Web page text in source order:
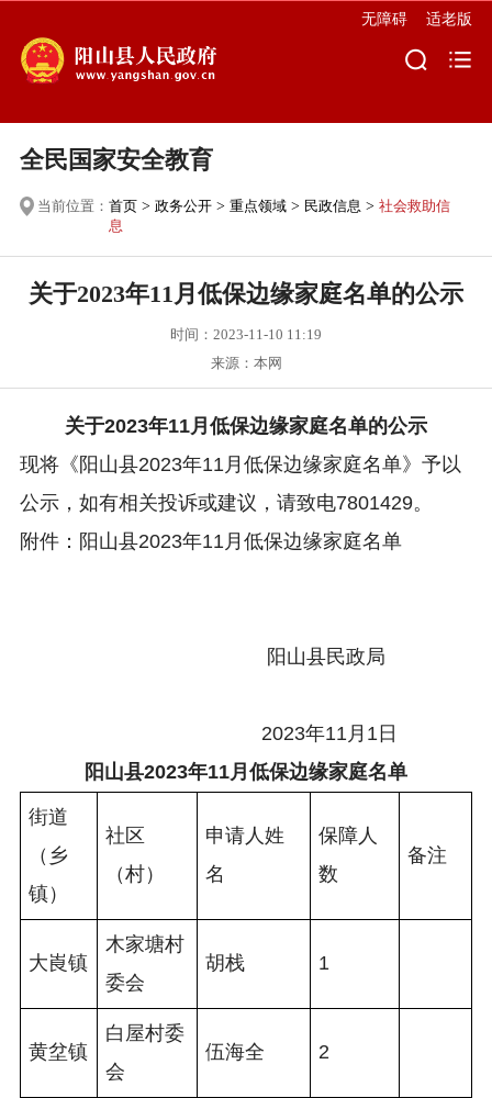
无障碍 适老版
全民国家安全教育
当前位置： 首页> 政务公开> 重点领域> 民政信息 > 社会救助信
息
关于2023年11月低保边缘家庭名单的公示
时间：2023-11-10 11:19
来源：本网
关于2023年11月低保边缘家庭名单的公示
现将《阳山县2023年11月低保边缘家庭名单》予以
公示，如有相关投诉或建议，请致电7801429。
附件：阳山县2023年11月低保边缘家庭名单
阳山县民政局
2023年11月1日
阳山县2023年11月 低保边缘家庭名单
街道
（乡
镇）
社区
（村）
申请人姓
名
保障人
数
备注
大崀镇
木家塘村
委会
胡栈 1
黄坌镇
白屋村委
会
伍海全 2